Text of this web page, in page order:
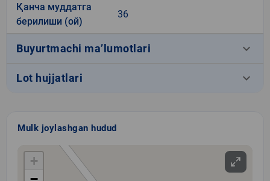
Қанча муддатга
берилиши (ой)
36
Buyurtmachi ma’lumotlari keyboard_arrow_down
Lot hujjatlari keyboard_arrow_down
Mulk joylashgan hudud
+